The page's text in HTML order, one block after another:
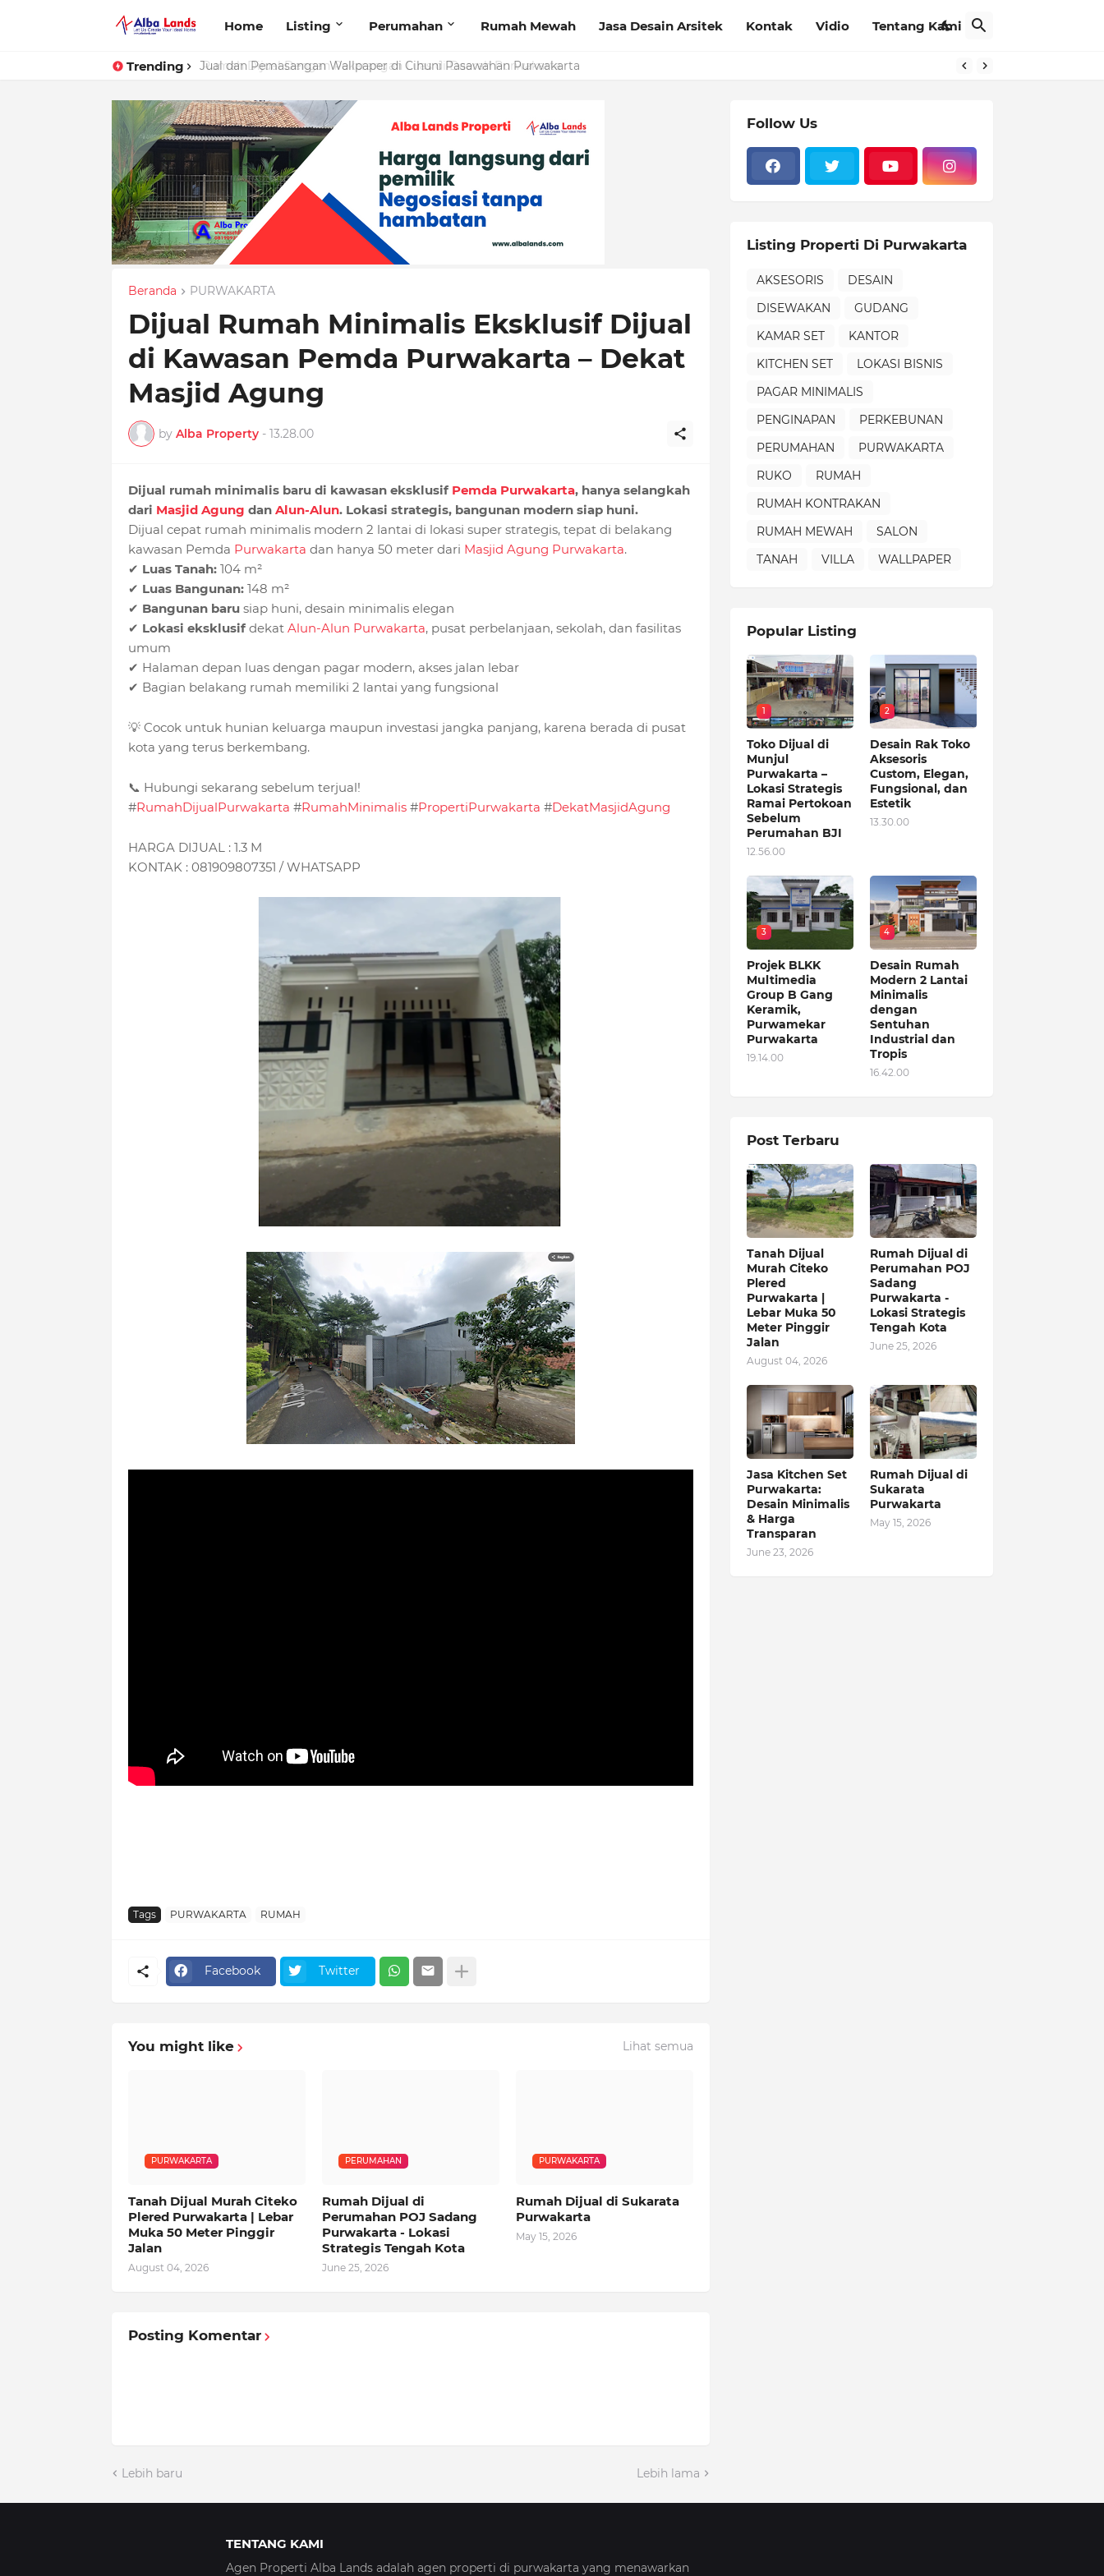
Home Listing Perumahan Rumah Mewah Jasa Desain Arsitek Kontak Vidio Tentang Kami
Trending Rumah Dijual Dengan Pekarangan Luas di Daerah Purwakarta
Beranda PURWAKARTA
Dijual Rumah Minimalis Eksklusif Dijual
di Kawasan Pemda Purwakarta – Dekat
Masjid Agung
by Alba Property - 13.28.00
Dijual rumah minimalis baru di kawasan eksklusif Pemda Purwakarta, hanya selangkah
dari Masjid Agung dan Alun-Alun. Lokasi strategis, bangunan modern siap huni.
Dijual cepat rumah minimalis modern 2 lantai di lokasi super strategis, tepat di belakang
kawasan Pemda Purwakarta dan hanya 50 meter dari Masjid Agung Purwakarta.
✔ Luas Tanah:104 m²
✔ Luas Bangunan:148 m²
✔ Bangunan barusiap huni, desain minimalis elegan
✔ Lokasi eksklusifdekat Alun-Alun Purwakarta, pusat perbelanjaan, sekolah, dan fasilitas
umum
✔ Halaman depan luas dengan pagar modern, akses jalan lebar
✔ Bagian belakang rumah memiliki 2 lantai yang fungsional
💡 Cocok untuk hunian keluarga maupun investasi jangka panjang, karena berada di pusat
kota yang terus berkembang.
📞 Hubungi sekarang sebelum terjual!
#RumahDijualPurwakarta #RumahMinimalis#PropertiPurwakarta #DekatMasjidAgung
HARGA DIJUAL : 1.3 M
KONTAK : 081909807351 / WHATSAPP
Tags PURWAKARTA RUMAH
Facebook Twitter
You might like Lihat semua
PURWAKARTA
Tanah Dijual Murah Citeko
Plered Purwakarta | Lebar
Muka 50 Meter Pinggir
Jalan
August 04, 2026
PERUMAHAN
Rumah Dijual di
Perumahan POJ Sadang
Purwakarta - Lokasi
Strategis Tengah Kota
June 25, 2026
PURWAKARTA
Rumah Dijual di Sukarata
Purwakarta
May 15, 2026
Posting Komentar
Lebih baru Lebih lama
Follow Us
Listing Properti Di Purwakarta
AKSESORIS
DESAIN
DISEWAKAN
GUDANG
KAMAR SET
KANTOR
KITCHEN SET
LOKASI BISNIS
PAGAR MINIMALIS
PENGINAPAN
PERKEBUNAN
PERUMAHAN
PURWAKARTA
RUKO
RUMAH
RUMAH KONTRAKAN
RUMAH MEWAH
SALON
TANAH
VILLA WALLPAPER
Popular Listing
1
Toko Dijual di
Munjul
Purwakarta –
Lokasi Strategis
Ramai Pertokoan
Sebelum
Perumahan BJI
12.56.00
2
Desain Rak Toko
Aksesoris
Custom, Elegan,
Fungsional, dan
Estetik
13.30.00
3
Projek BLKK
Multimedia
Group B Gang
Keramik,
Purwamekar
Purwakarta
19.14.00
4
Desain Rumah
Modern 2 Lantai
Minimalis
dengan
Sentuhan
Industrial dan
Tropis
16.42.00
Post Terbaru
Tanah Dijual
Murah Citeko
Plered
Purwakarta |
Lebar Muka 50
Meter Pinggir
Jalan
August 04, 2026
Rumah Dijual di
Perumahan POJ
Sadang
Purwakarta -
Lokasi Strategis
Tengah Kota
June 25, 2026
Jasa Kitchen Set
Purwakarta:
Desain Minimalis
& Harga
Transparan
June 23, 2026
Rumah Dijual di
Sukarata
Purwakarta
May 15, 2026
TENTANG KAMI
Agen Properti Alba Lands adalah agen properti di purwakarta yang menawarkan